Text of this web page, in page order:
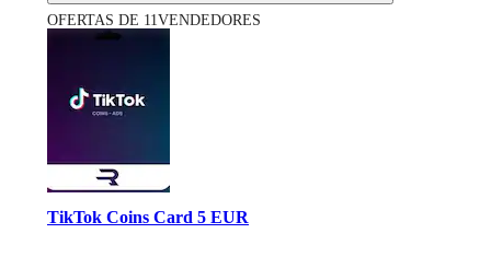
OFERTAS DE 11VENDEDORES
TikTok Coins Card 5 EUR